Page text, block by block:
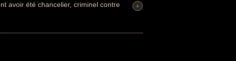
avoir été chancelier, criminel contre
+